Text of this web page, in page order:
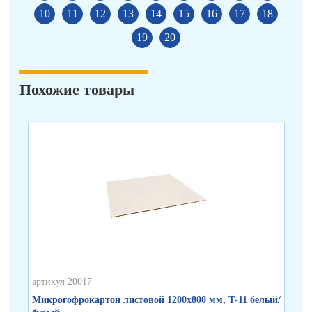
10 11 12 13 14 15 16 17
18
19
20
Похожие товары
артикул 20017
Микрогофрокартон листовой 1200х800 мм, Т-11 белый/